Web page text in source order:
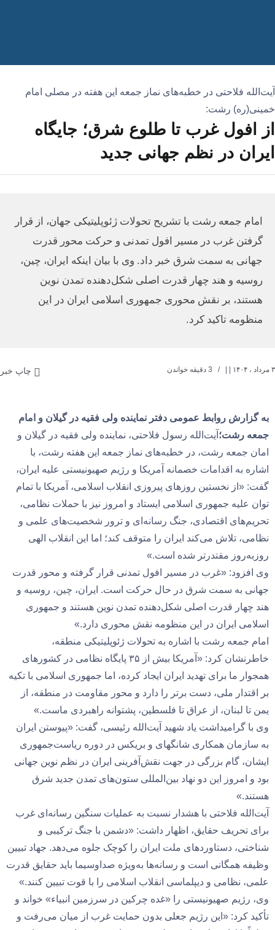
آیت‌الله فلاحتی در خطبه‌های نماز جمعه این هفته در مصلی امام
خمینی(ره) رشت:
از افول غرب تا طلوع شرق؛ جایگاه
ایران در نظم جهانی جدید
امام جمعه رشت با تشریح تحولات ژئوپلیتیکی جهان، از قرار
گرفتن غرب در مسیر افول تمدنی و حرکت محور قدرت
جهانی به سمت شرق خبر داد. وی با بیان اینکه ایران، چین،
روسیه و هند چهار قدرت اصلی شکل‌دهنده تمدن نوین
هستند، بر نقش محوری جمهوری اسلامی ایران در این
منظومه تاکید کرد.
۳ مرداد ، ۱۴۰۴ چاپ خبر
به گزارش روابط عمومی دفتر نماینده ولی فقیه در گیلان و امام
جمعه رشت؛ آیت‌الله رسول فلاحتی، نماینده ولی فقیه در گیلان و
امان جمعه رشت، در خطبه‌های نماز جمعه این هفته رشت، با
اشاره به اقدامات خصمانه آمریکا و رژیم صهیونیستی علیه ایران،
گفت: «از نخستین روزهای پیروزی انقلاب اسلامی، آمریکا با تمام
توان علیه جمهوری اسلامی ایستاد و امروز نیز با حملات نظامی،
تحریم‌های اقتصادی، جنگ رسانه‌ای و ترور شخصیت‌های علمی و
نظامی، تلاش می‌کند ایران را متوقف کند؛ اما این انقلاب الهی
روزبه‌روز مقتدرتر شده است.»
وی افزود: «غرب در مسیر افول تمدنی قرار گرفته و محور قدرت
جهانی به سمت شرق در حال حرکت است. ایران، چین، روسیه و
هند چهار قدرت اصلی شکل‌دهنده تمدن نوین هستند و جمهوری
اسلامی ایران در این منظومه نقش محوری دارد.»
امام جمعه رشت با اشاره به تحولات ژئوپلیتیکی منطقه،
خاطرنشان کرد: «آمریکا بیش از ۳۵ پایگاه نظامی در کشورهای
همجوار ما برای تهدید ایران ایجاد کرده، اما جمهوری اسلامی با تکیه
بر اقتدار ملی، دست برتر را دارد و محور مقاومت در منطقه، از
یمن تا لبنان، از عراق تا فلسطین، پشتوانه راهبردی ماست.»
وی با گرامیداشت یاد شهید آیت‌الله رئیسی، گفت: «پیوستن ایران
به سازمان همکاری شانگهای و بریکس در دوره ریاست‌جمهوری
ایشان، گام بزرگی در جهت نقش‌آفرینی ایران در نظم نوین جهانی
بود و امروز این دو نهاد بین‌المللی ستون‌های تمدن جدید شرق
هستند.»
آیت‌الله فلاحتی با هشدار نسبت به عملیات سنگین رسانه‌ای غرب
برای تحریف حقایق، اظهار داشت: «دشمن با جنگ ترکیبی و
شناختی، دستاوردهای ملت ایران را کوچک جلوه می‌دهد. جهاد تبیین
وظیفه همگانی است و رسانه‌ها به‌ویژه صداوسیما باید حقایق قدرت
علمی، نظامی و دیپلماسی انقلاب اسلامی را با قوت تبیین کنند.»
وی، رژیم صهیونیستی را «غده چرکین در سرزمین انبیاء» خواند و
تأکید کرد: «این رژیم جعلی بدون حمایت غرب از میان می‌رفت و